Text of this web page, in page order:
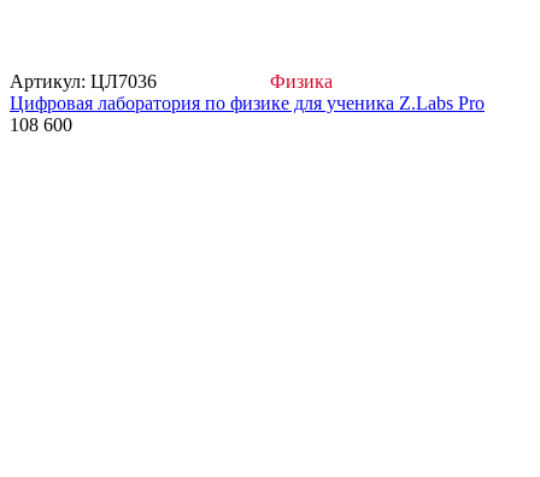
Артикул: ЦЛ7036
Физика
Цифровая лаборатория по физике для ученика Z.Labs Pro
108 600